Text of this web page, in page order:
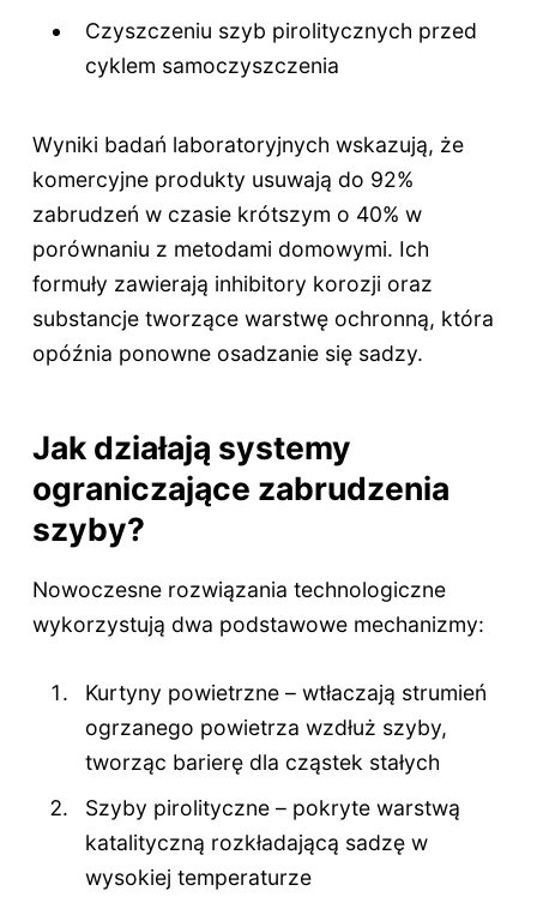
Czyszczeniu szyb pirolitycznych przed
cyklem samoczyszczenia
Wyniki badań laboratoryjnych wskazują, że
komercyjne produkty usuwają do 92%
zabrudzeń w czasie krótszym o 40% w
porównaniu z metodami domowymi. Ich
formuły zawierają inhibitory korozji oraz
substancje tworzące warstwę ochronną, która
opóźnia ponowne osadzanie się sadzy.
Jak działają systemy
ograniczające zabrudzenia
szyby?
Nowoczesne rozwiązania technologiczne
wykorzystują dwa podstawowe mechanizmy:
Kurtyny powietrzne – wtłaczają strumień
ogrzanego powietrza wzdłuż szyby,
tworząc barierę dla cząstek stałych
Szyby pirolityczne – pokryte warstwą
katalityczną rozkładającą sadzę w
wysokiej temperaturze